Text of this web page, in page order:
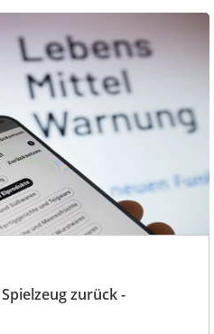
zurück -